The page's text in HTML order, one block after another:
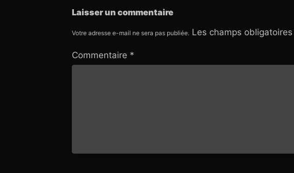
Laisser un commentaire
Votre adresse e-mail ne sera pas publiée. Les champs
Commentaire *